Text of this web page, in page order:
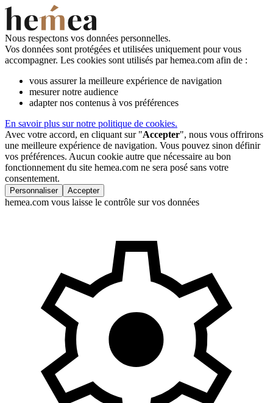
Nous respectons vos données personnelles.
Vos données sont protégées et utilisées uniquement pour vous
accompagner. Les cookies sont utilisés par hemea.com afin de :
vous assurer la meilleure expérience de navigation
mesurer notre audience
adapter nos contenus à vos préférences
En savoir plus sur notre politique de cookies.
Avec votre accord, en cliquant sur "Accepter", nous vous offrirons
une meilleure expérience de navigation. Vous pouvez sinon définir
vos préférences. Aucun cookie autre que nécessaire au bon
fonctionnement du site hemea.com ne sera posé sans votre
consentement.
Personnaliser Accepter
hemea.com vous laisse le contrôle sur vos données